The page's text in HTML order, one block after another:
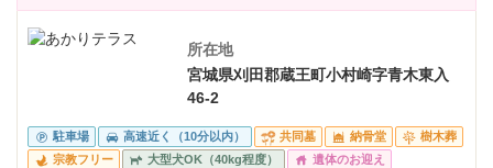
所在地
宮城県刈田郡蔵王町小村崎字青木東入
46-2
駐車場 高速近く（10分以内） 共同墓 納骨堂
樹木葬
宗教フリー
大型犬OK（40kg程度）
遺体のお迎え